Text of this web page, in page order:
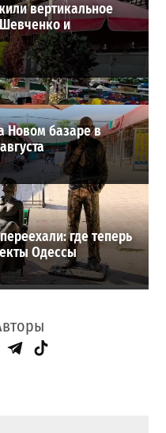
вертикальное
и
Новом базаре в
где теперь
Одессы
Telegram
TikTok